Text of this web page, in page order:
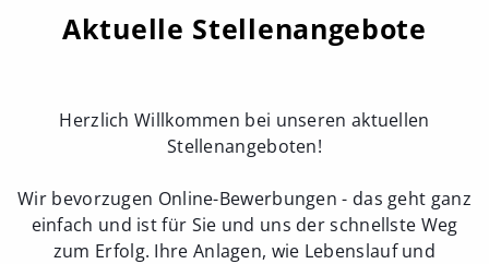
Aktuelle Stellenangebote
Herzlich Willkommen bei unseren aktuellen
Stellenangeboten!
Wir bevorzugen Online-Bewerbungen - das geht ganz
einfach und ist für Sie und uns der schnellste Weg
zum Erfolg. Ihre Anlagen, wie Lebenslauf und